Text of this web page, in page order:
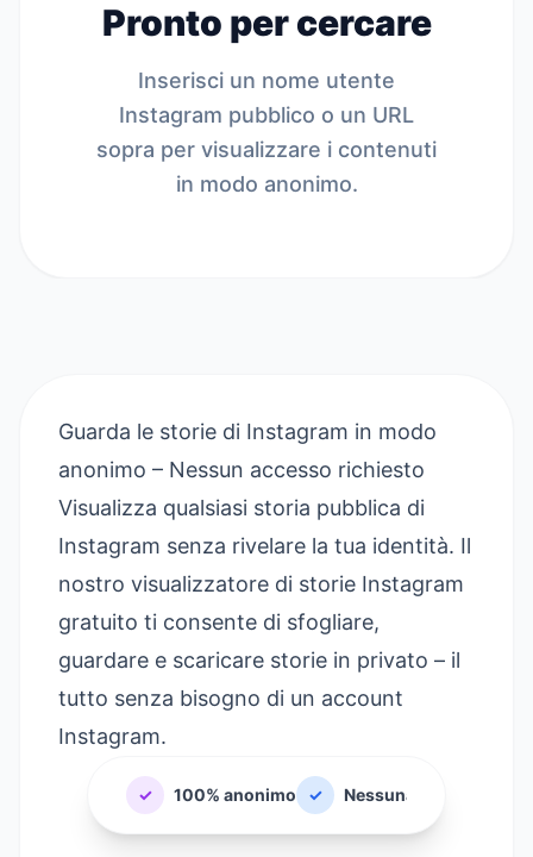
Pronto per cercare
Inserisci un nome utente
Instagram pubblico o un URL
sopra per visualizzare i contenuti
in modo anonimo.
Guarda le storie di Instagram in modo
anonimo – Nessun accesso richiesto
Visualizza qualsiasi storia pubblica di
Instagram senza rivelare la tua identità. Il
nostro visualizzatore di storie Instagram
gratuito ti consente di sfogliare,
guardare e scaricare storie in privato – il
tutto senza bisogno di un account
Instagram.
✓ 100% anonimo ✓ Nessuna registrazione